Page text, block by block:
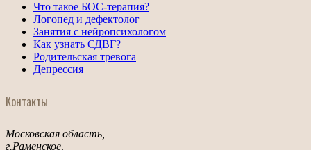
Что такое БОС-терапия?
Логопед и дефектолог
Занятия с нейропсихологом
Как узнать СДВГ?
Родительская тревога
Депрессия
Контакты
Московская область,
г.Раменское,